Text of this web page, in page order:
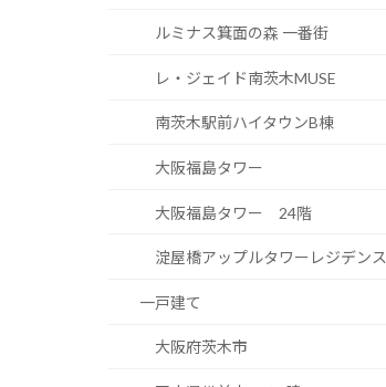
ルミナス箕面の森 一番街
レ・ジェイド南茨木MUSE
南茨木駅前ハイタウンB棟
大阪福島タワー
大阪福島タワー 24階
淀屋橋アップルタワーレジデンス
一戸建て
大阪府茨木市